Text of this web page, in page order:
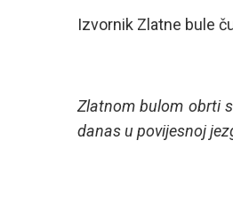
Izvornik Zlatne bule
Zlatnom bulom obrti
danas u povijesnoj